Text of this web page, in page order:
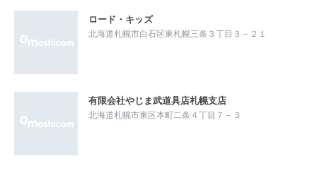
ロード・キッズ
北海道札幌市白石区東札幌三条３丁目３－２１
有限会社やじま武道具店札幌支店
北海道札幌市東区本町二条４丁目７－３